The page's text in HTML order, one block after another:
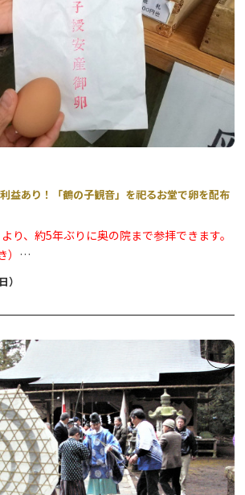
益あり！「鶴の子観音」を祀るお堂で卵を配布
り、約5年ぶりに奥の院まで参拝できます。
ですので、足元には十分注意してお進みく
いスペースしかありませんので、観音様への
制となります。
れていますので、無くなることはありませ
せん。
があると伝えられている「鶴の子観音」が祀
３月の最終日曜日に開催されるお祭りです。
て卵を１個貰い受け、子供が産まれたら（子
）